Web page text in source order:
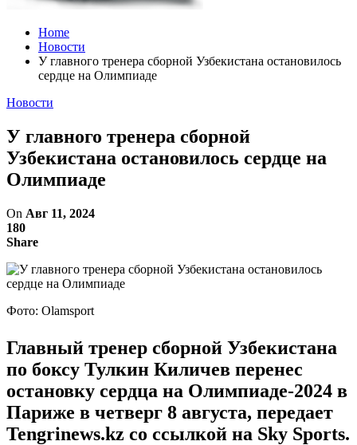
Home
Новости
У главного тренера сборной Узбекистана остановилось
сердце на Олимпиаде
Новости
У главного тренера сборной
Узбекистана остановилось сердце на
Олимпиаде
On Авг 11, 2024
180
Share
Фото: Olamsport
Главный тренер сборной Узбекистана
по боксу Тулкин Киличев перенес
остановку сердца на Олимпиаде-2024 в
Париже в четверг 8 августа, передает
Tengrinews.kz со ссылкой на Sky Sports.